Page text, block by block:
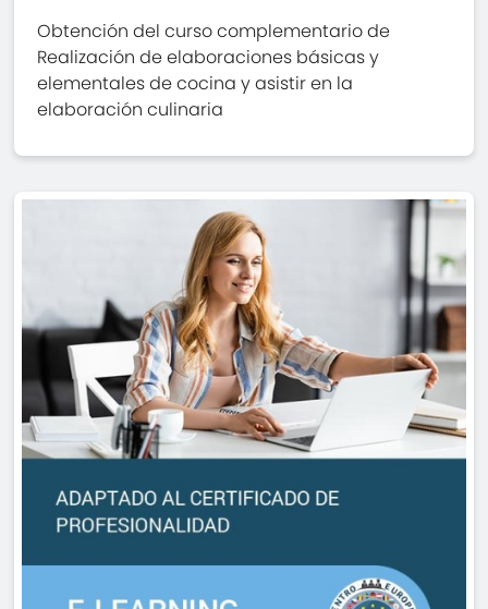
Obtención del curso complementario de
Realización de elaboraciones básicas y
elementales de cocina y asistir en la
elaboración culinaria